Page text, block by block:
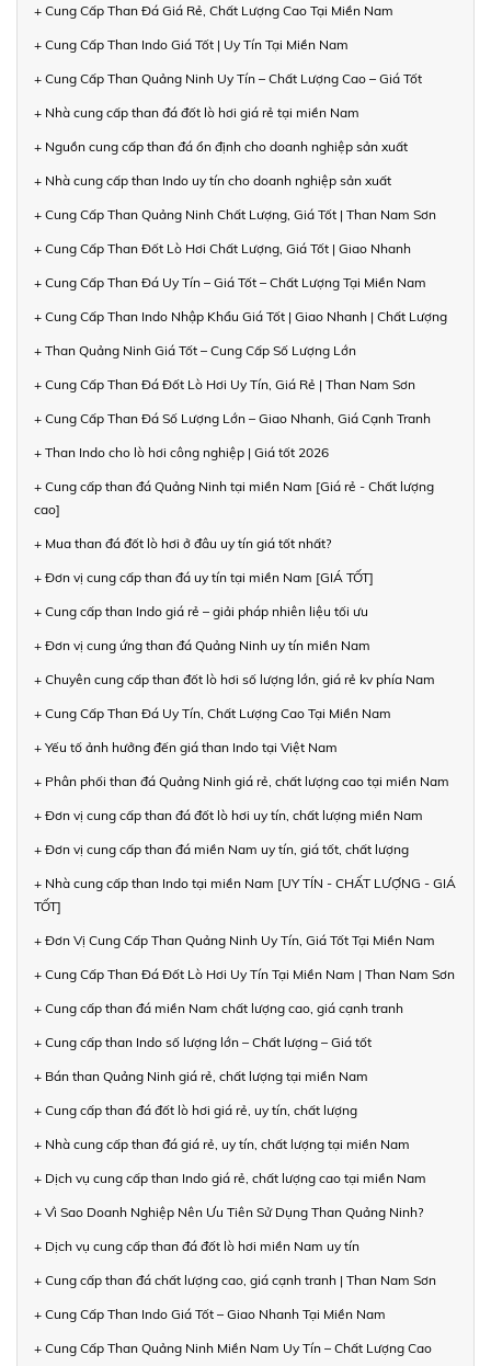
+ Cung Cấp Than Đá Giá Rẻ, Chất Lượng Cao Tại Miền Nam
+ Cung Cấp Than Indo Giá Tốt | Uy Tín Tại Miền Nam
+ Cung Cấp Than Quảng Ninh Uy Tín – Chất Lượng Cao – Giá Tốt
+ Nhà cung cấp than đá đốt lò hơi giá rẻ tại miền Nam
+ Nguồn cung cấp than đá ổn định cho doanh nghiệp sản xuất
+ Nhà cung cấp than Indo uy tín cho doanh nghiệp sản xuất
+ Cung Cấp Than Quảng Ninh Chất Lượng, Giá Tốt | Than Nam Sơn
+ Cung Cấp Than Đốt Lò Hơi Chất Lượng, Giá Tốt | Giao Nhanh
+ Cung Cấp Than Đá Uy Tín – Giá Tốt – Chất Lượng Tại Miền Nam
+ Cung Cấp Than Indo Nhập Khẩu Giá Tốt | Giao Nhanh | Chất Lượng
+ Than Quảng Ninh Giá Tốt – Cung Cấp Số Lượng Lớn
+ Cung Cấp Than Đá Đốt Lò Hơi Uy Tín, Giá Rẻ | Than Nam Sơn
+ Cung Cấp Than Đá Số Lượng Lớn – Giao Nhanh, Giá Cạnh Tranh
+ Than Indo cho lò hơi công nghiệp | Giá tốt 2026
+ Cung cấp than đá Quảng Ninh tại miền Nam [Giá rẻ - Chất lượng
cao]
+ Mua than đá đốt lò hơi ở đâu uy tín giá tốt nhất?
+ Đơn vị cung cấp than đá uy tín tại miền Nam [GIÁ TỐT]
+ Cung cấp than Indo giá rẻ – giải pháp nhiên liệu tối ưu
+ Đơn vị cung ứng than đá Quảng Ninh uy tín miền Nam
+ Chuyên cung cấp than đốt lò hơi số lượng lớn, giá rẻ kv phía Nam
+ Cung Cấp Than Đá Uy Tín, Chất Lượng Cao Tại Miền Nam
+ Yếu tố ảnh hưởng đến giá than Indo tại Việt Nam
+ Phân phối than đá Quảng Ninh giá rẻ, chất lượng cao tại miền Nam
+ Đơn vị cung cấp than đá đốt lò hơi uy tín, chất lượng miền Nam
+ Đơn vị cung cấp than đá miền Nam uy tín, giá tốt, chất lượng
+ Nhà cung cấp than Indo tại miền Nam [UY TÍN - CHẤT LƯỢNG - GIÁ
TỐT]
+ Đơn Vị Cung Cấp Than Quảng Ninh Uy Tín, Giá Tốt Tại Miền Nam
+ Cung Cấp Than Đá Đốt Lò Hơi Uy Tín Tại Miền Nam | Than Nam Sơn
+ Cung cấp than đá miền Nam chất lượng cao, giá cạnh tranh
+ Cung cấp than Indo số lượng lớn – Chất lượng – Giá tốt
+ Bán than Quảng Ninh giá rẻ, chất lượng tại miền Nam
+ Cung cấp than đá đốt lò hơi giá rẻ, uy tín, chất lượng
+ Nhà cung cấp than đá giá rẻ, uy tín, chất lượng tại miền Nam
+ Dịch vụ cung cấp than Indo giá rẻ, chất lượng cao tại miền Nam
+ Vì Sao Doanh Nghiệp Nên Ưu Tiên Sử Dụng Than Quảng Ninh?
+ Dịch vụ cung cấp than đá đốt lò hơi miền Nam uy tín
+ Cung cấp than đá chất lượng cao, giá cạnh tranh | Than Nam Sơn
+ Cung Cấp Than Indo Giá Tốt – Giao Nhanh Tại Miền Nam
+ Cung Cấp Than Quảng Ninh Miền Nam Uy Tín – Chất Lượng Cao